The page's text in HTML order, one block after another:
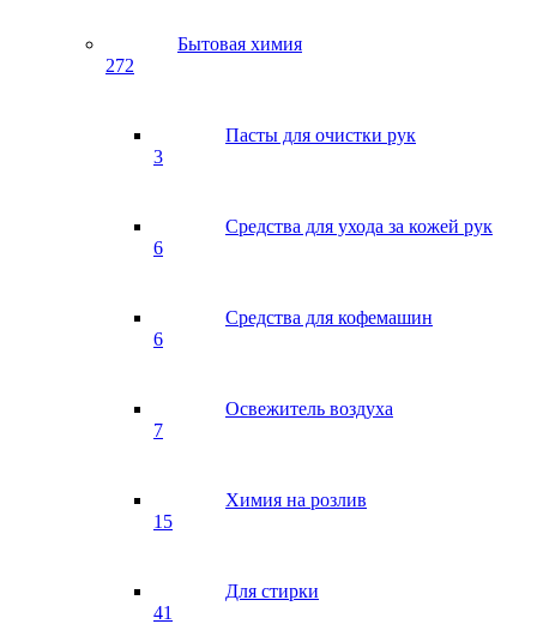
Бытовая химия
272
Пасты для очистки рук
3
Средства для ухода за кожей рук
6
Средства для кофемашин
6
Освежитель воздуха
7
Химия на розлив
15
Для стирки
41